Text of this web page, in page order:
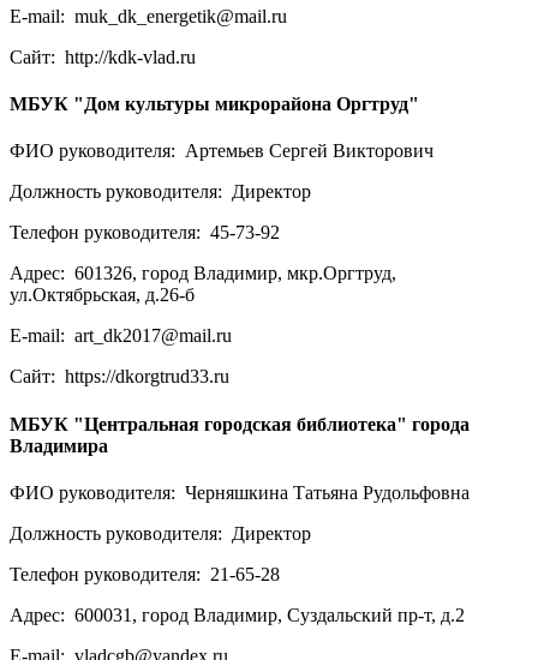
E-mail: muk_dk_energetik@mail.ru
Сайт: http://kdk-vlad.ru
МБУК "Дом культуры микрорайона Оргтруд"
ФИО руководителя: Артемьев Сергей Викторович
Должность руководителя: Директор
Телефон руководителя: 45-73-92
Адрес: 601326, город Владимир, мкр.Оргтруд,
ул.Октябрьская, д.26-б
E-mail: art_dk2017@mail.ru
Сайт: https://dkorgtrud33.ru
МБУК "Центральная городская библиотека" города
Владимира
ФИО руководителя: Черняшкина Татьяна Рудольфовна
Должность руководителя: Директор
Телефон руководителя: 21-65-28
Адрес: 600031, город Владимир, Суздальский пр-т, д.2
E-mail: vladcgb@yandex.ru